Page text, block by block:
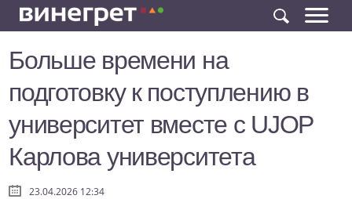
Больше времени на
подготовку к поступлению в
университет вместе с UJOP
Карлова университета
23.04.2026 12:34